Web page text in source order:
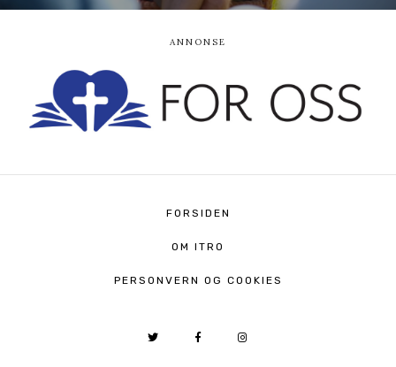
FORSIDEN
OM ITRO
PERSONVERN OG COOKIES